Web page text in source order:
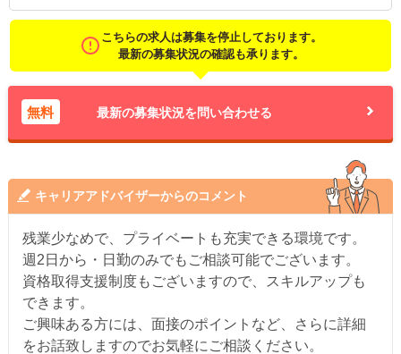
こちらの求人は募集を停止しております。
最新の募集状況の確認も承ります。
無料 最新の募集状況を問い合わせる
キャリアアドバイザーからのコメント
残業少なめで、プライベートも充実できる環境です。
週2日から・日勤のみでもご相談可能でございます。
資格取得支援制度もございますので、スキルアップも
できます。
ご興味ある方には、面接のポイントなど、さらに詳細
をお話致しますのでお気軽にご相談ください。